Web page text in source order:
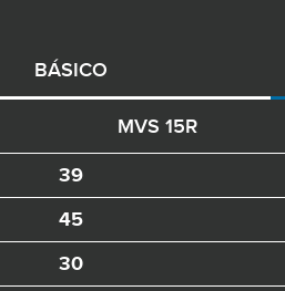
BÁSICO
MVS 15R
39
45
30